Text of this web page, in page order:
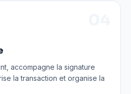
accompagne la signature
la transaction et organise la